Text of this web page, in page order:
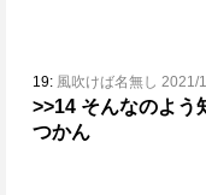
19: 風吹けば名無し 2021/
>>14 そんなのよう
つかん